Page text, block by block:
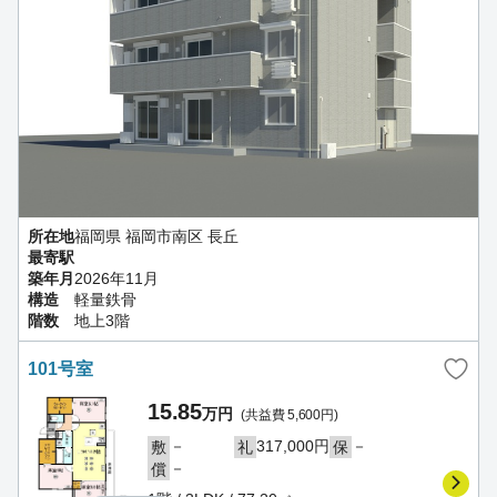
所在地福岡県 福岡市南区 長丘
最寄駅
築年月 2026年11月
構造
軽量鉄骨
階数
地上3階
101号室
15.85万円 (共益費 5,600円)
敷 － 礼317,000円 保 －
償 －